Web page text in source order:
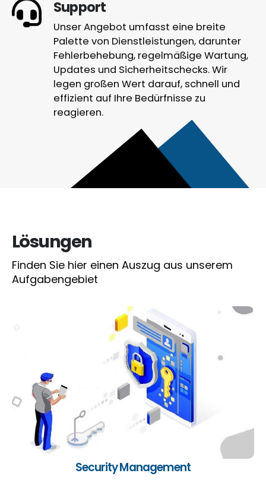
Support
Unser Angebot umfasst eine breite
Palette von Dienstleistungen, darunter
Fehlerbehebung, regelmäßige Wartung,
Updates und Sicherheitschecks. Wir
legen großen Wert darauf, schnell und
effizient auf Ihre Bedürfnisse zu
reagieren.
Lösungen
Finden Sie hier einen Auszug aus unserem
Aufgabengebiet
SMT eine gesamtheitliche Sicht auf die
Sicherheitsarchitektur des Unternehmens.
Weitere Information…
Security Management